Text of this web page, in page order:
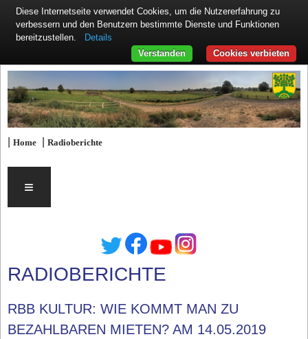
|Home |Radioberichte
≡
RADIOBERICHTE
RBB KULTUR: WIE KOMMT MAN ZU
BEZAHLBAREN MIETEN? AM 14.05.2019
Diese Internetseite verwendet Cookies, um die Nutzererfahrung zu
verbessern und den Benutzern bestimmte Dienste und Funktionen
bereitzustellen.
Details
Cookies verbieten
Verstanden